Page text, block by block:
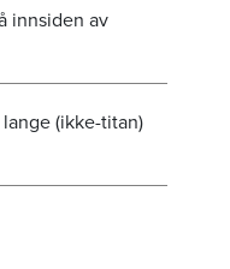
innsiden av
(ikke-titan)